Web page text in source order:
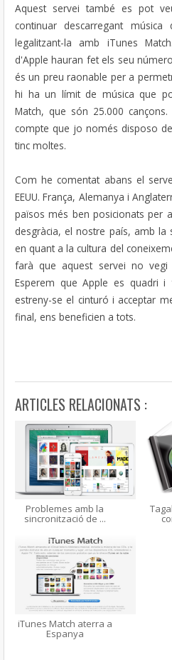
Aquest servei també es pot
continuar descarregant
legalitzant-la amb iTunes
d'Apple hauran fet els seu
és un preu raonable per a
hi ha un límit de música que
Match, que són 25.000
compte que jo només disposo
tinc moltes.
Com he comentat abans el
EEUU. França, Alemanya i
països més ben posicionats per
desgràcia, el nostre país, amb la
en quant a la cultura del
farà que aquest servei no
Esperem que Apple es quadri
estreny-se el cinturó i acceptar
final, ens beneficien a tots.
ARTICLES RELACIONATS :
Problemes amb la
sincronització de ...
iTunes Match aterra a
Espanya